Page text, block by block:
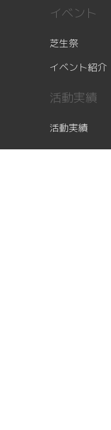
イベント
芝生祭
イベント紹介
活動実績
活動実績